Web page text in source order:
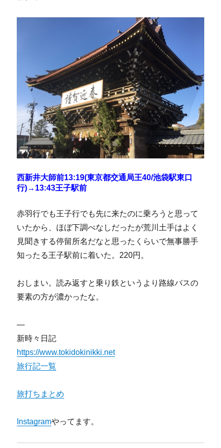
西新井大師前13:19(東京都交通局王40/池袋駅東口
行)→13:43王子駅前
赤羽行でも王子行でも先に来たのに乗ろうと思って
いたから、ほぼ下調べなしだったが荒川土手はよく
見聞きする停留所名だなと思ったくらいで無事勝手
知ったる王子駅前に着いた。220円。
おしまい。読み返すと乗り鉄というより路線バスの
要素の方が濃かったな。
—
新時々日記
https://www.tokidokinikki.net
旅行記一覧
旅打ちまとめ
Instagramやってます。